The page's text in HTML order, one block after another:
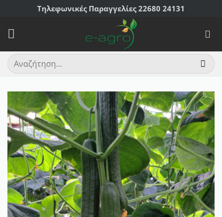
Μετάβαση
περιεχόμενο
Τηλεφωνικές Παραγγελίες 22680 24131
Αναζήτηση
για: